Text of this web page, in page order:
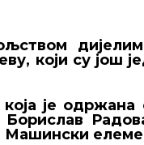
који су још
је
Машински